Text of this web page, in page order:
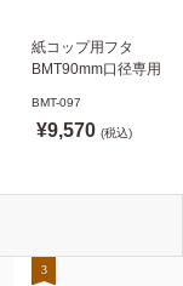
紙コップ用フタ
BMT90mm口径専用
ノーストローフタ
※適合品番あり ※沖縄
BMT-097
¥9,570 (税込)